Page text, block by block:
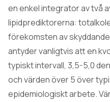
en enkel integrator av två
lipidprediktorerna:
förekomsten av
antyder vanligtvis att en
typiskt intervall, 3,5-5,0
och värden över 5 över
epidemiologiskt arbete.